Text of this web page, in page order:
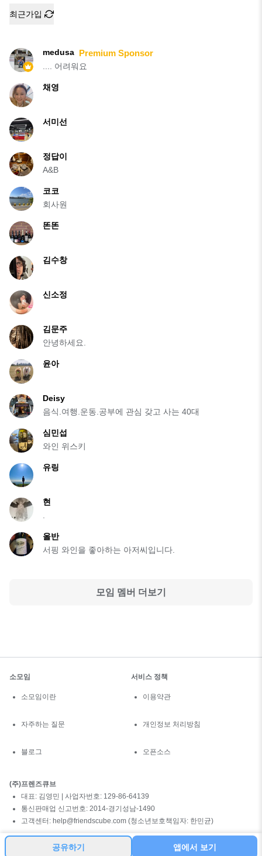
최근가입
medusa Premium Sponsor
.... 어려워요
채영
서미선
정답이
A&B
코코
회사원
똔똔
김수창
신소정
김문주
안녕하세요.
윤아
Deisy
음식.여행.운동.공부에 관심 갖고 사는 40대
심민섭
와인 위스키
유링
현
올반
서핑 와인을 좋아하는 아저씨입니다.
모임 멤버 더보기
공유하기 앱에서 보기
소모임
소모임이란
자주하는 질문
블로그
서비스 정책
이용약관
개인정보 처리방침
오픈소스
(주)프렌즈큐브
대표: 김영민 | 사업자번호: 129-86-64139
통신판매업 신고번호: 2014-경기성남-1490
고객센터: help@friendscube.com (청소년보호책임자: 한민균)